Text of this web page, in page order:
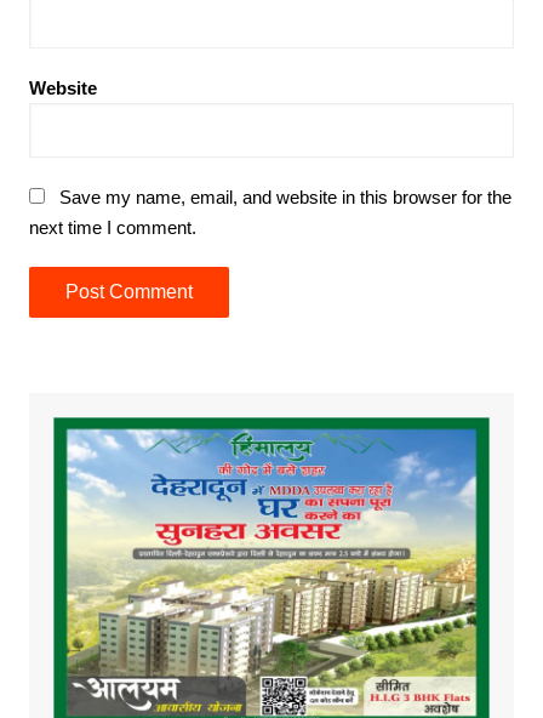
Website
Save my name, email, and website in this browser for the
next time I comment.